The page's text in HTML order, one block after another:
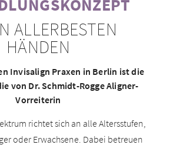
ALLERBESTEN
HÄNDEN
Invisalign Praxen in Berlin ist die
von Dr. Schmidt-RoggeAligner-
Vorreiterin
richtet sich an alle Altersstufen,
oder Erwachsene. Dabei betreuen